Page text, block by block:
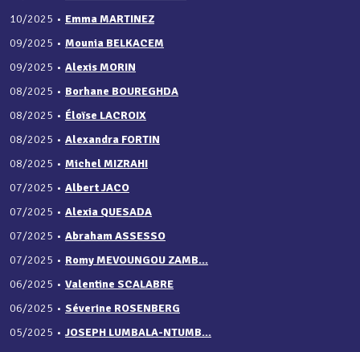
10/2025 • Emma MARTINEZ
09/2025 • Mounia BELKACEM
09/2025 • Alexis MORIN
08/2025 • Borhane BOUREGHDA
08/2025 • Éloïse LACROIX
08/2025 • Alexandra FORTIN
08/2025 • Michel MIZRAHI
07/2025 • Albert JACO
07/2025 • Alexia QUESADA
07/2025 • Abraham ASSESSO
07/2025 • Romy MEVOUNGOU ZAMB...
06/2025 • Valentine SCALABRE
06/2025 • Séverine ROSENBERG
05/2025 • JOSEPH LUMBALA-NTUMB...